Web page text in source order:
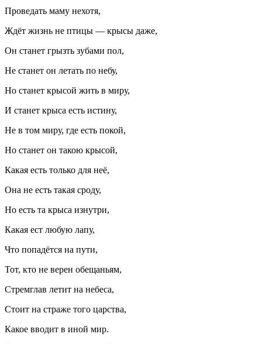
Проведать маму нехотя,
Ждёт жизнь не птицы — крысы даже,
Он станет грызть зубами пол,
Не станет он летать по небу,
Но станет крысой жить в миру,
И станет крыса есть истину,
Не в том миру, где есть покой,
Но станет он такою крысой,
Какая есть только для неё,
Она не есть такая сроду,
Но есть та крыса изнутри,
Какая ест любую лапу,
Что попадётся на пути,
Тот, кто не верен обещаньям,
Стремглав летит на небеса,
Стоит на страже того царства,
Какое вводит в иной мир.